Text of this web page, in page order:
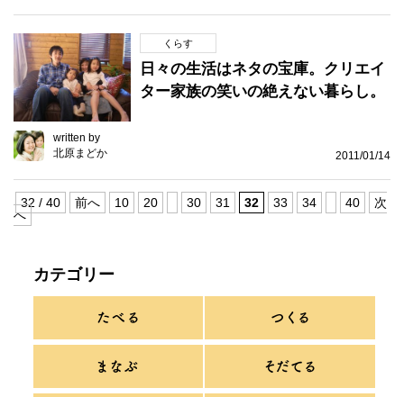
くらす
日々の生活はネタの宝庫。クリエイ
ター家族の笑いの絶えない暮らし。
written by
北原まどか
2011/01/14
32 / 40 前へ 10 20 30 31 32 33 34 40
次
へ
カテゴリー